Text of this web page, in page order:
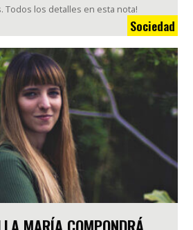
Todos los detalles en esta nota!
Sociedad
MARÍA COMPONDRÁ